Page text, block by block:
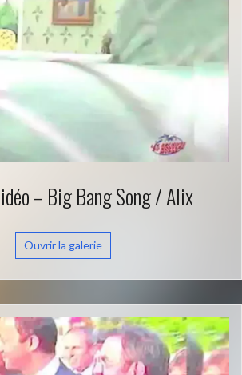
– Big Bang Song / Alix
Ouvrir la galerie